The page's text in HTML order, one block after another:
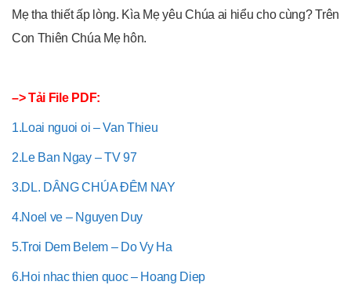
Mẹ tha thiết ấp lòng. Kìa Mẹ yêu Chúa ai hiểu cho cùng? Trên
Con Thiên Chúa Mẹ hôn.
–> Tải File PDF:
1.Loai nguoi oi – Van Thieu
2.Le Ban Ngay – TV 97
3.DL. DÂNG CHÚA ĐÊM NAY
4.Noel ve – Nguyen Duy
5.Troi Dem Belem – Do Vy Ha
6.Hoi nhac thien quoc – Hoang Diep